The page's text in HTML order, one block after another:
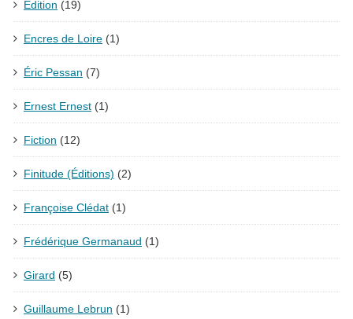
Édition (19)
Encres de Loire (1)
Éric Pessan (7)
Ernest Ernest (1)
Fiction (12)
Finitude (Éditions) (2)
Françoise Clédat (1)
Frédérique Germanaud (1)
Girard (5)
Guillaume Lebrun (1)